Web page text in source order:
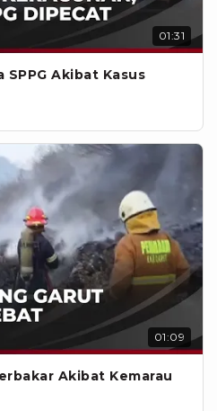
01:31
SPPG Akibat Kasus
01:09
Akibat Kemarau